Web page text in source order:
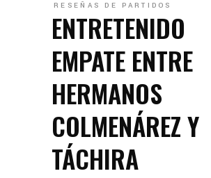
RESEÑAS DE PARTIDOS
ENTRETENIDO
EMPATE ENTRE
HERMANOS
COLMENÁREZ Y
TÁCHIRA